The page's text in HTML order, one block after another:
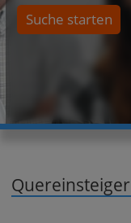
Suche starten